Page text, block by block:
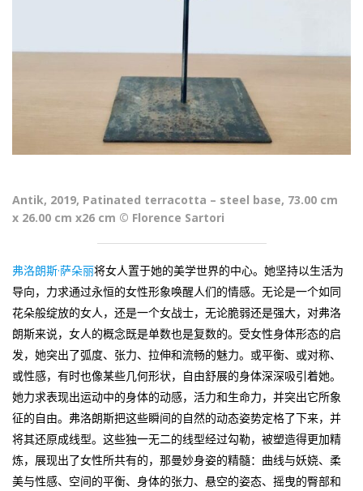
Antik, 2019, Patinated terracotta – steel base, 73.00 cm
x 26.00 cm x26 cm © Florence Sartori
弗洛朗斯·萨朵丽将女人置于她的美学世界的中心。她坚持以生活为
导向，力求通过永恒的女性形象唤醒人们的情感。无论是一个如同
花朵般绽放的女人，还是一个女战士，无论脆弱还是强大，对弗洛
朗斯来说，女人的概念既是单数也是复数的。受女性身体形态的启
发，她突出了弧度、张力、拉伸和流畅的魅力。或平衡、或对称、
或性感，有时也像某些几何形状，自由舒展的身体深深吸引着她。
她力求表现出运动中的身体的动感，活力和生命力，并突出它所象
征的自由。弗洛朗斯把这些瞬间的自然的动态姿势定格了下来，并
将其还原成线型。这些独一无二的线型经过勾勒，被塑造得更加精
炼，展现出了女性所共有的，那曼妙身姿的精髓：曲线与妖娆、柔
美与性感、空间的平衡、身体的张力、悬空的姿态、摇曳的臀部和